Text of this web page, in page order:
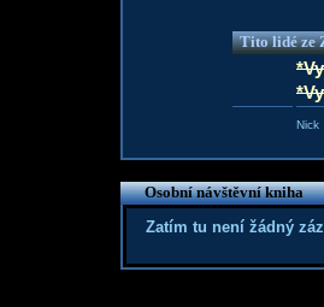
Tito lidé ze
Nick
Osobní návštěvní kniha
Zatím tu není žádný